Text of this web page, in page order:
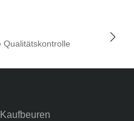
Qualitätskontrolle